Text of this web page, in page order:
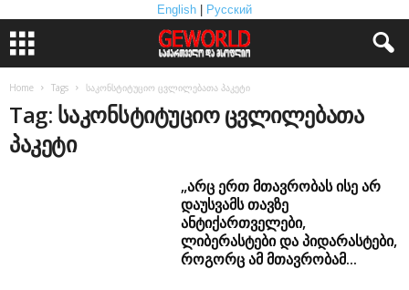
English Русский
Home Tags საკონსტიტუციო ცვლილებათა პაკეტი
Tag: საკონსტიტუციო ცვლილებათა
პაკეტი
„არც ერთ მთავრობას ისე არ
დაუსვამს თავზე
ანტიქართველები,
ლიბერასტები და პიდარასტები,
როგორც ამ მთავრობამ...